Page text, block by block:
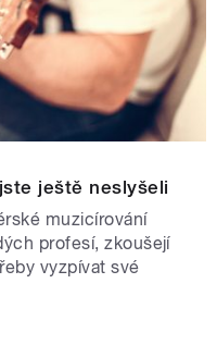
ještě neslyšeli
muzicírování
profesí, zkoušejí
vyzpívat své